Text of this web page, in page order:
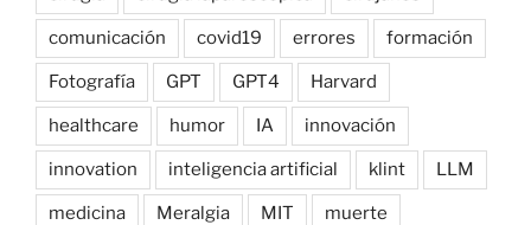
comunicación covid19 errores formación
Fotografía GPT GPT4 Harvard
healthcare humor IA innovación
innovation inteligencia artificial klint LLM
medicina Meralgia MIT muerte